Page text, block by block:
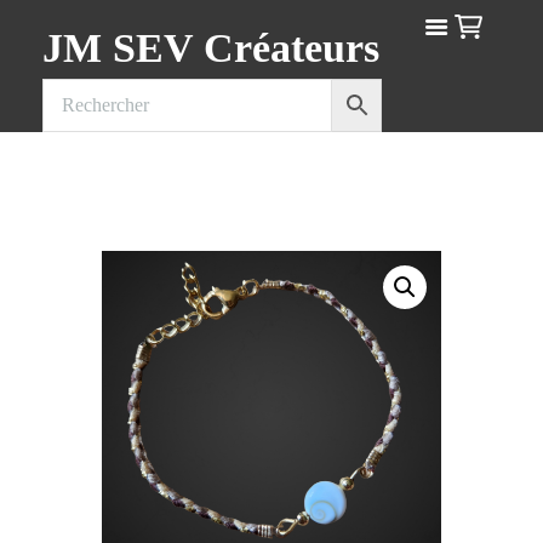
JM SEV Créateurs